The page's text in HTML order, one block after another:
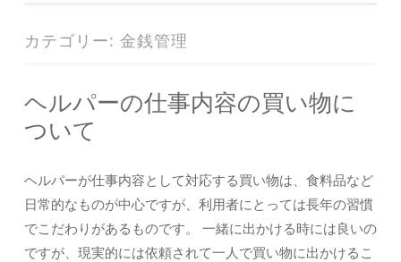
ッ
カテゴリー: 金銭管理
ヘルパーの仕事内容の買い物に
ついて
ヘルパーが仕事内容として対応する買い物は、食料品など
日常的なものが中心ですが、利用者にとっては長年の習慣
でこだわりがあるものです。 一緒に出かける時には良いの
ですが、現実的には依頼されて一人で買い物に出かけるこ